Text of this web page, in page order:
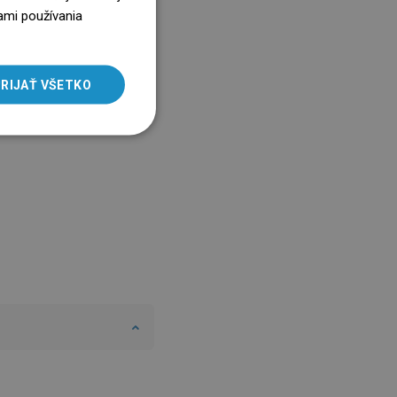
LITHUANIAN
ROMANIAN
používania
VŠETKO